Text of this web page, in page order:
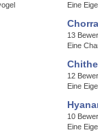
Eine
13
Eine
12
Eine
10
Eine